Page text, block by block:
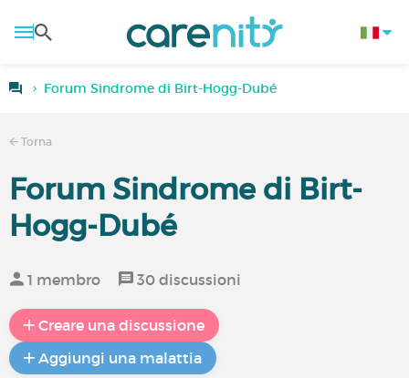
Forum Sindrome di Birt-Hogg-Dubé
Torna
Forum Sindrome di Birt-
Hogg-Dubé
1 membro 30 discussioni
Creare una discussione
Aggiungi una malattia